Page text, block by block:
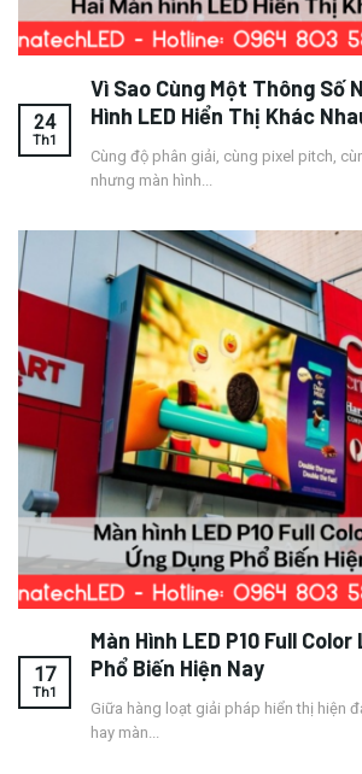
Vì Sao Cùng Một Thông Số
Hình LED Hiển Thị Khác
Cùng độ phân giải, cùng pixel pitch,
nhưng màn hình...
24
Th1
Màn Hình LED P10 Full Color
Phổ Biến Hiện Nay
Giữa hàng loạt giải pháp hiển thị hiện
hay màn...
17
Th1